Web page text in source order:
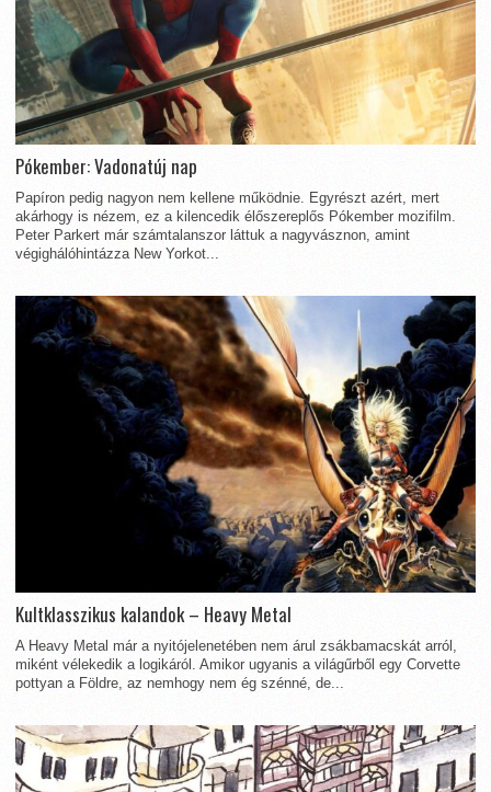
Pókember: Vadonatúj nap
Papíron pedig nagyon nem kellene működnie. Egyrészt azért, mert
akárhogy is nézem, ez a kilencedik élőszereplős Pókember mozifilm.
Peter Parkert már számtalanszor láttuk a nagyvásznon, amint
végighálóhintázza New Yorkot...
Kultklasszikus kalandok – Heavy Metal
A Heavy Metal már a nyitójelenetében nem árul zsákbamacskát arról,
miként vélekedik a logikáról. Amikor ugyanis a világűrből egy Corvette
pottyan a Földre, az nemhogy nem ég szénné, de...